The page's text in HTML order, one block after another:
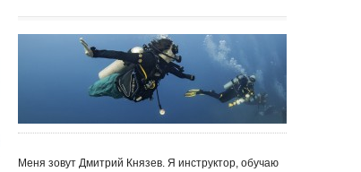
Меня зовут Дмитрий Князев. Я инструктор, обучаю